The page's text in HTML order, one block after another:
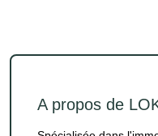
A propos de